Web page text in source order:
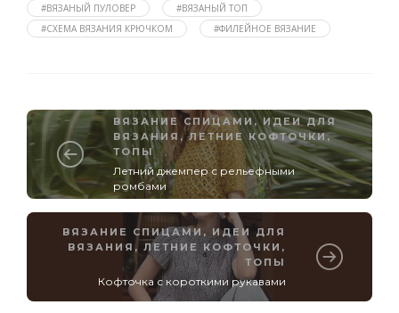
#ВЯЗАНЫЙ ПУЛОВЕР
#ВЯЗАНЫЙ ТОП
#СХЕМА ВЯЗАНИЯ КРЮЧКОМ
#ФИЛЕЙНОЕ ВЯЗАНИЕ
ВЯЗАНИЕ СПИЦАМИ,ИДЕИ ДЛЯ
ВЯЗАНИЯ ,ЛЕТНИЕ КОФТОЧКИ,
ТОПЫ
Летний джемпер с рельефными
ромбами
ВЯЗАНИЕ СПИЦАМИ , ИДЕИ ДЛЯ
ВЯЗАНИЯ , ЛЕТНИЕ КОФТОЧКИ,
ТОПЫ
Кофточка с короткими рукавами